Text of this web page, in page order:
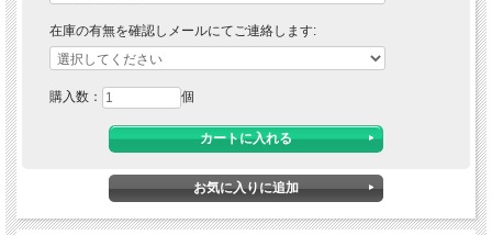
在庫の有無を確認しメールにてご連絡します:
購入数： 個